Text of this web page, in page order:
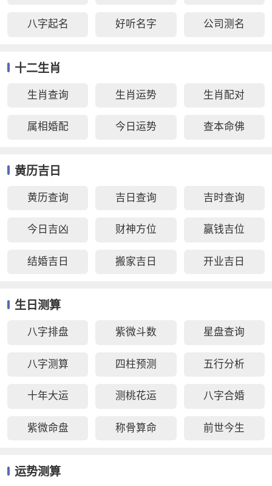
八字起名 好听名字 公司测名
十二生肖
生肖查询 生肖运势 生肖配对
属相婚配 今日运势 查本命佛
黄历吉日
黄历查询 吉日查询 吉时查询
今日吉凶 财神方位 赢钱吉位
结婚吉日 搬家吉日 开业吉日
生日测算
八字排盘 紫微斗数 星盘查询
八字测算 四柱预测 五行分析
十年大运 测桃花运 八字合婚
紫微命盘 称骨算命 前世今生
运势测算